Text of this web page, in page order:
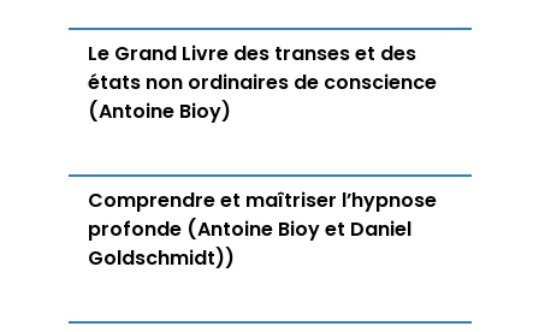
Le Grand Livre des transes et des
états non ordinaires de conscience
(Antoine Bioy)
Comprendre et maîtriser l’hypnose
profonde (Antoine Bioy et Daniel
Goldschmidt))